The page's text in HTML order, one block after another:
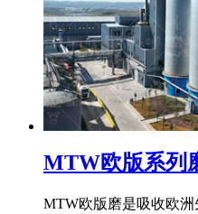
MTW欧版系列
MTW欧版磨是吸收欧